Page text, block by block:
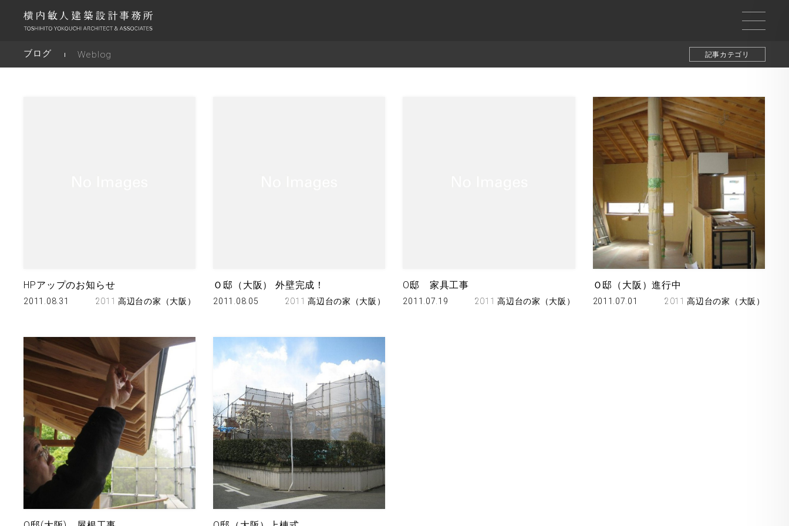
ブログ Weblog 記事カテゴリ
HPアップのお知らせ
2011.08.31 2011 高辺台の家（大阪）
Ｏ邸（大阪） 外壁完成！
2011.08.05 2011 高辺台の家（大阪）
O邸 家具工事
2011.07.19 2011 高辺台の家（大阪）
Ｏ邸（大阪）進行中
2011.07.01 2011 高辺台の家（大阪）